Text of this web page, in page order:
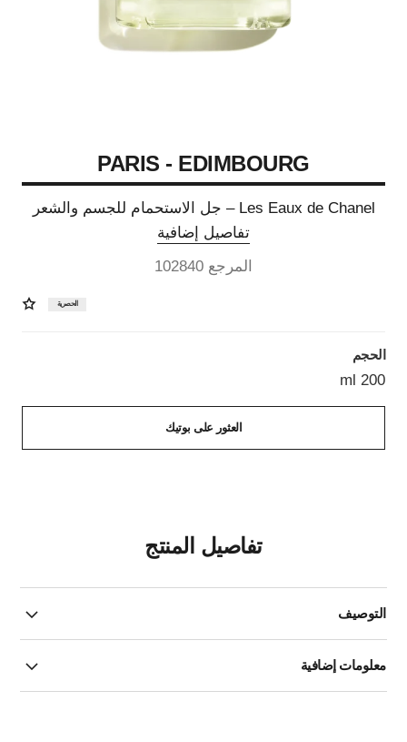
PARIS - EDIMBOURG
Les Eaux de Chanel – جل الاستحمام للجسم والشعر
تفاصيل إضافية
المرجع 102840
الحصرية
الحجم
200 ml
العثور على بوتيك
تفاصيل المنتج
التوصيف
معلومات إضافية